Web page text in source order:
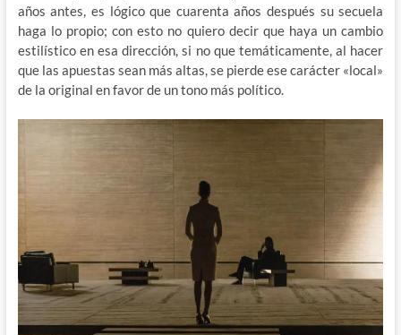
años antes, es lógico que cuarenta años después su secuela
haga lo propio; con esto no quiero decir que haya un cambio
estilístico en esa dirección, si no que temáticamente, al hacer
que las apuestas sean más altas, se pierde ese carácter «local»
de la original en favor de un tono más político.